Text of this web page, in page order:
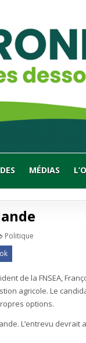
MÉDIAS
Publié
Politique
de la FNSEA,
agricole. Le
options.
L’entrevu